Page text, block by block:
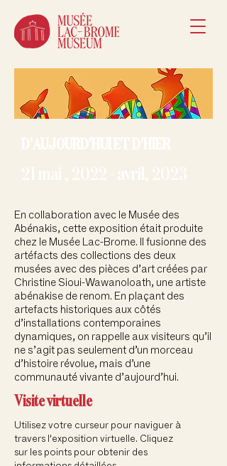
D'AUJOURD'HUI ET D'HIER
21 mai , 2022 - avril, 2023
En collaboration avec le Musée des
Abénakis, cette exposition était produite
chez le Musée Lac-Brome. Il fusionne des
artéfacts des collections des deux
musées avec des pièces d’art créées par
Christine Sioui-Wawanoloath, une artiste
abénakise de renom. En plaçant des
artefacts historiques aux côtés
d’installations contemporaines
dynamiques, on rappelle aux visiteurs qu’il
ne s’agit pas seulement d’un morceau
d’histoire révolue, mais d’une
communauté vivante d’aujourd’hui.
Visite virtuelle
Utilisez votre curseur pour naviguer à
travers l'exposition virtuelle. Cliquez
sur les points pour obtenir des